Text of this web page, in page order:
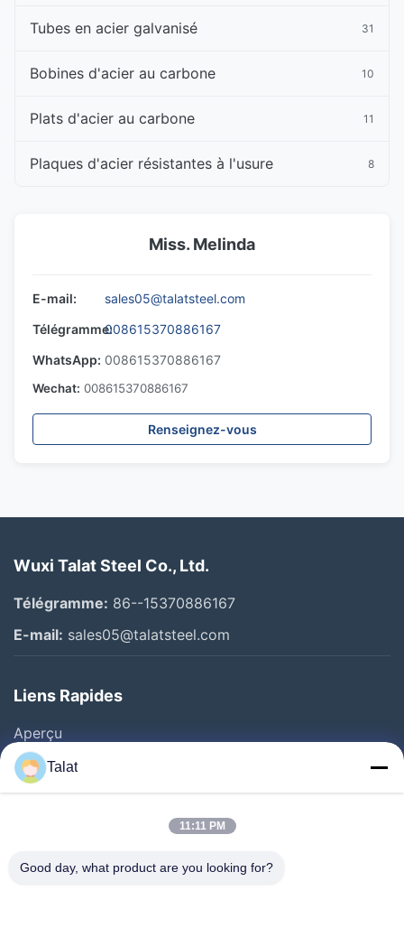
Tubes en acier galvanisé 31
Bobines d'acier au carbone 10
Plats d'acier au carbone 11
Plaques d'acier résistantes à l'usure 8
Miss. Melinda
E-mail:
sales05@talatsteel.com
Télégramme:008615370886167
WhatsApp: 008615370886167
Wechat: 008615370886167
Renseignez-vous
Wuxi Talat Steel Co., Ltd.
Télégramme: 86--15370886167
E-mail: sales05@talatsteel.com
Liens Rapides
Aperçu
Produits
A Propos De Nous
Contrôle De La Qualité
Talat
11:11 PM
Good day, what product are you looking for?